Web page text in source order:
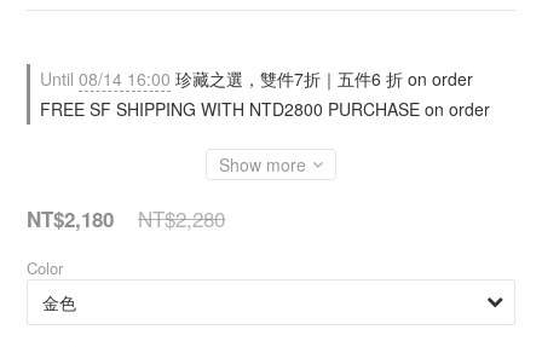
Until 08/14 16:00 珍藏之選，雙件7折｜五件6 折 on order
FREE SF SHIPPING WITH NTD2800 PURCHASE on order
Show more
NT$2,280
NT$2,180
Color